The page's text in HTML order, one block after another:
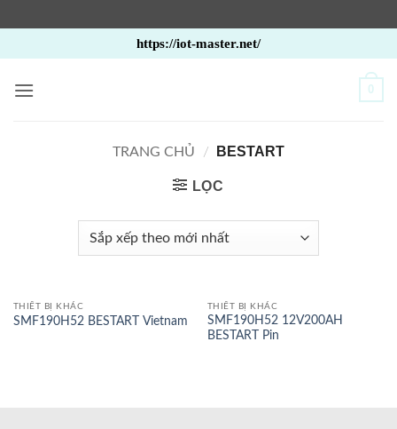
qua
nội
https://iot-master.net/
0
TRANG CHỦ / BESTART
LỌC
THIẾT BỊ KHÁC
SMF190H52 BESTART Vietnam
THIẾT BỊ KHÁC
SMF190H52 12V200AH
BESTART Pin